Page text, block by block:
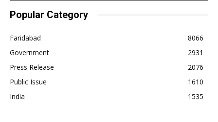
Popular Category
Faridabad
8066
Government
2931
Press Release
2076
Public Issue
1610
India
1535